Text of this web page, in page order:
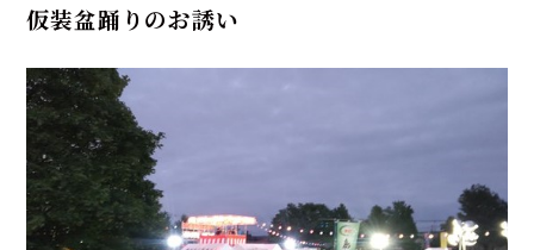
仮装盆踊りのお誘い